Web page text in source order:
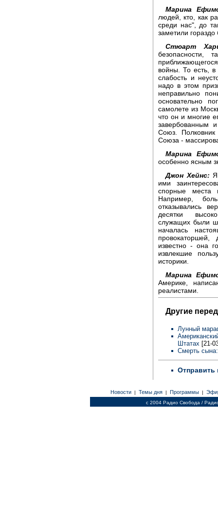
Марина
людей, кто, как
среди нас", до
заметили
Стюарт
безопасности,
войны. То есть,
слабость и
надо в этом
неправильно
основательно
самолете из
что он и многие
завербованным
Союз.
Союза -
Марина
особенно ясным
Джон Хейнс:
ими
спорные места
Например,
отказывались
десятки
служащих были
началась
известно - она
извлекшие
историки.
Марина
Америке,
реалистами.
Другие
Лунный
Штатах [21-
Смерть
Отправить
Новости | Темы дня | Программы |
c 2004 Радио Свобода /